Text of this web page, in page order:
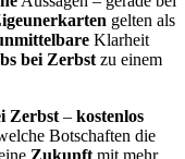
gelten als
Klarheit
bei Zerbst zu einem
Zerbst – kostenlos
Botschaften die
Zukunft mit mehr